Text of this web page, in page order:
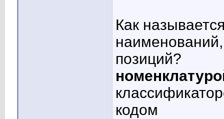
Как
позиций?
кодом